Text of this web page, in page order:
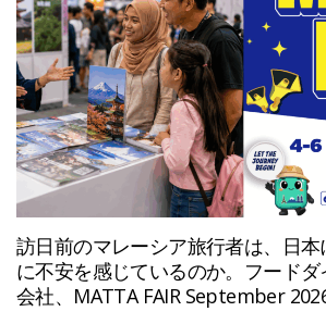
訪日前のマレーシア旅行者は、日
に不安を感じているのか。フード
会社、MATTA FAIR September